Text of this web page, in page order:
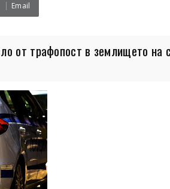
Email
от трафопост в землището на